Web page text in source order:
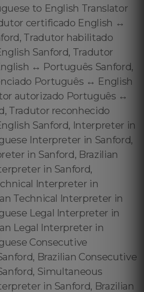
to English Translator
certificado English ↔️
Tradutor habilitado
Sanford, Tradutor
↔️ Português Sanford,
Português ↔️ English
autorizado Português ↔️
Tradutor reconhecido
Sanford, Interpreter in
Interpreter in Sanford,
in Sanford, Brazilian
in Sanford,
Interpreter in
Technical Interpreter in
Legal Interpreter in
Legal Interpreter in
Consecutive
Brazilian Consecutive
Simultaneous
in Sanford, Brazilian